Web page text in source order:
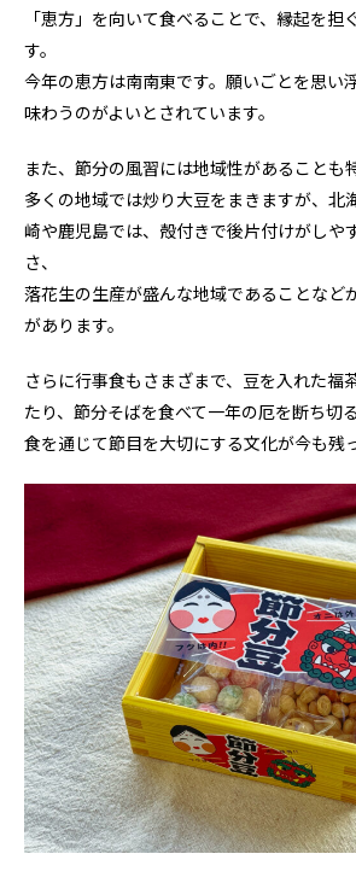
「恵方」を向いて食べることで、縁起を担
す。
今年の恵方は南南東です。願いごとを思い
味わうのがよいとされています。
また、節分の風習には地域性があることも
多くの地域では炒り大豆をまきますが、北
崎や鹿児島では、殻付きで後片付けがしや
さ、
落花生の生産が盛んな地域であることなど
があります。
さらに行事食もさまざまで、豆を入れた福
たり、節分そばを食べて一年の厄を断ち切る
食を通じて節目を大切にする文化が今も残